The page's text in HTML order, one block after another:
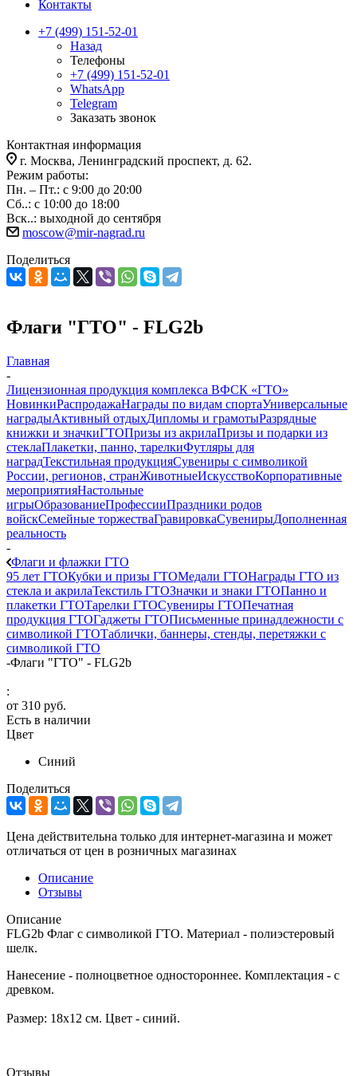
Контакты
+7 (499) 151-52-01
Назад
Телефоны
+7 (499) 151-52-01
WhatsApp
Telegram
Заказать звонок
Контактная информация
г. Москва, Ленинградский проспект, д. 62.
Режим работы:
Пн. – Пт.: с 9:00 до 20:00
Сб..: с 10:00 до 18:00
Вск..: выходной до сентября
moscow@mir-nagrad.ru
Поделиться
Флаги "ГТО" - FLG2b
Главная
-
Лицензионная продукция комплекса ВФСК «ГТО»
НовинкиРаспродажаНаграды по видам спортаУниверсальные
наградыАктивный отдыхДипломы и грамотыРазрядные
книжки и значкиГТОПризы из акрилаПризы и подарки из
стеклаПлакетки, панно, тарелкиФутляры для
наградТекстильная продукцияСувениры с символикой
России, регионов, странЖивотныеИскусствоКорпоративные
мероприятияНастольные
игрыОбразованиеПрофессииПраздники родов
войскСемейные торжестваГравировкаСувенирыДополненная
реальность
-
Флаги и флажки ГТО
95 лет ГТОКубки и призы ГТОМедали ГТОНаграды ГТО из
стекла и акрилаТекстиль ГТОЗначки и знаки ГТОПанно и
плакетки ГТОТарелки ГТОСувениры ГТОПечатная
продукция ГТОГаджеты ГТОПисьменные принадлежности с
символикой ГТОТаблички, баннеры, стенды, перетяжки с
символикой ГТО
-Флаги "ГТО" - FLG2b
:
от 310 руб.
Есть в наличии
Цвет
Синий
Поделиться
Цена действительна только для интернет-магазина и может
отличаться от цен в розничных магазинах
Описание
Отзывы
Описание
FLG2b Флаг с символикой ГТО. Материал - полиэстеровый
шелк.
Нанесение - полноцветное одностороннее. Комплектация - с
древком.
Размер: 18х12 см. Цвет - синий.
Отзывы